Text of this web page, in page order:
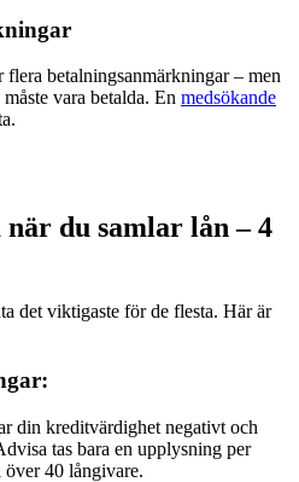
flera betalningsanmärkningar – men
vara betalda. En medsökande
du samlar lån – 4
det viktigaste för de flesta. Här är
din kreditvärdighet negativt och
tas bara en upplysning per
över 40 långivare.